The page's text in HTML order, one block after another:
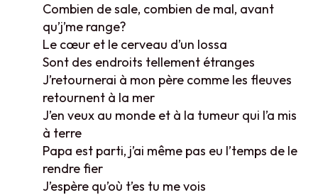
Combien de sale, combien de mal, avant
qu’j’me range?
Le cœur et le cerveau d’un lossa
Sont des endroits tellement étranges
J’retournerai à mon père comme les fleuves
retournent à la mer
J’en veux au monde et à la tumeur qui l’a mis
à terre
Papa est parti, j’ai même pas eu l’temps de le
rendre fier
J’espère qu’où t’es tu me vois